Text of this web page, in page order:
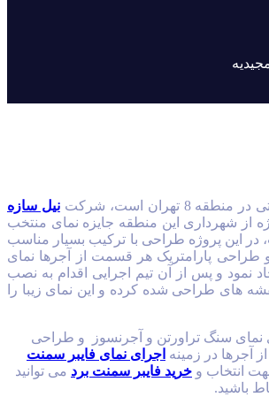
8 تهران است، شرکت
نیل سازه
از شهرداری این منطقه جایزه نمای منتخب
در این پروژه طراحی با ترکیب بسیار مناسب
طراحی پارامتریک هر قسمت از آجرها نمای
نمود و پس از آن تیم اجرایی اقدام به نصب
های طراحی شده کرده و این نمای زیبا را
نمای سنگ تراورتن و آجرنسوز و طراحی
آجرها در زمینه اجرای نمای فایبر سمنت
انتخاب و خرید فایبر سمنت برد می توانید
باشید.